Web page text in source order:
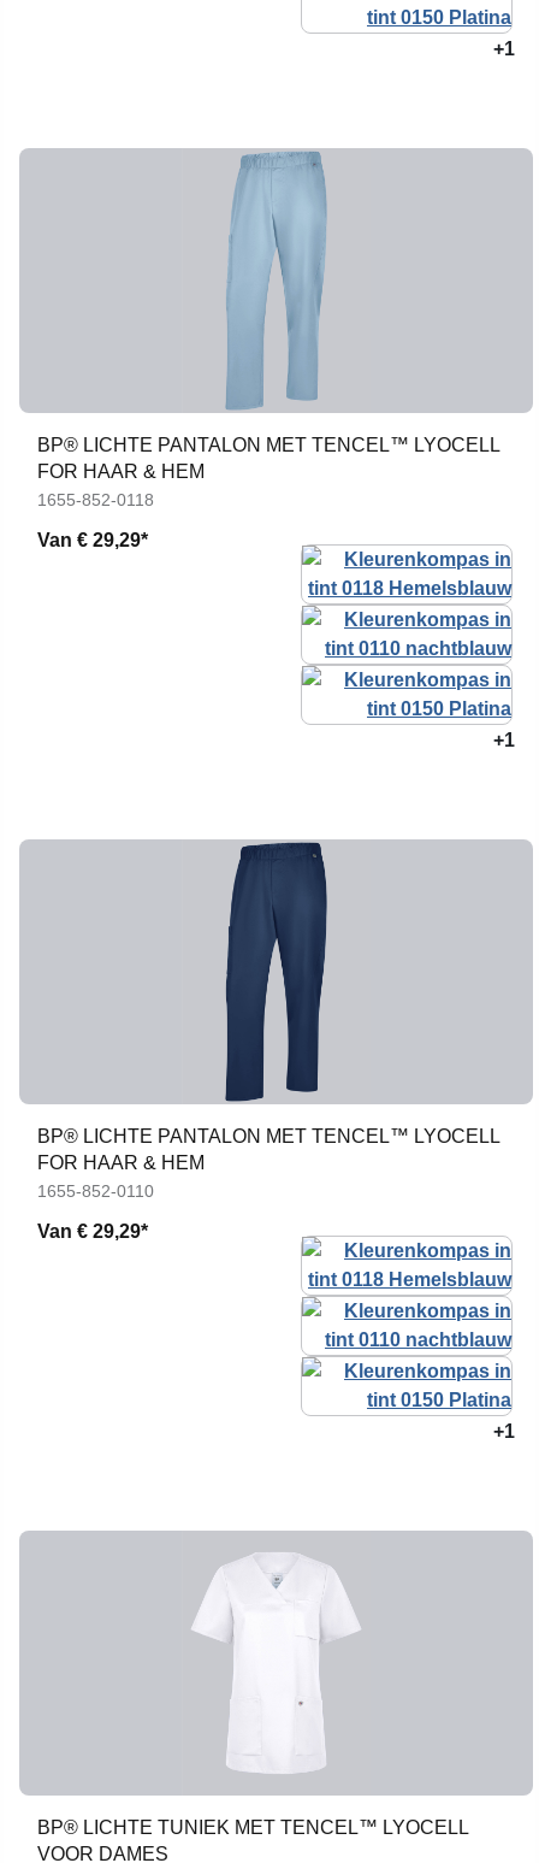
+1
BP® LICHTE PANTALON MET TENCEL™ LYOCELL
FOR HAAR & HEM
1655-852-0118
Van € 29,29*
+1
BP® LICHTE PANTALON MET TENCEL™ LYOCELL
FOR HAAR & HEM
1655-852-0110
Van € 29,29*
+1
BP® LICHTE TUNIEK MET TENCEL™ LYOCELL
VOOR DAMES